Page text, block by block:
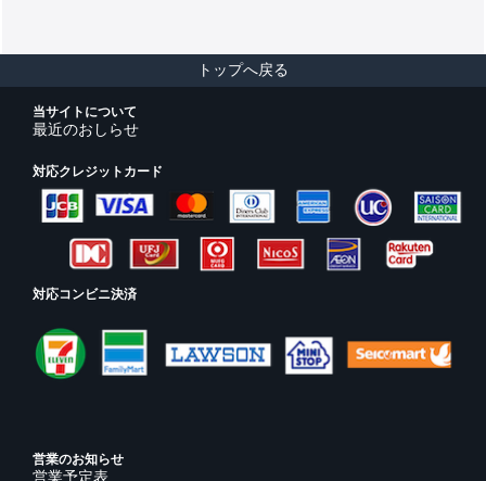
トップへ戻る
当サイトについて
最近のおしらせ
対応クレジットカード
対応コンビニ決済
営業のお知らせ
営業予定表